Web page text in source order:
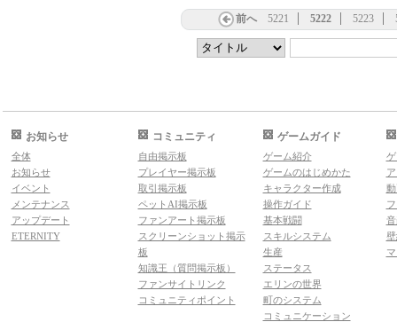
前へ 5221 5222 5223
お知らせ
全体
お知らせ
イベント
メンテナンス
アップデート
ETERNITY
コミュニティ
自由掲示板
プレイヤー掲示板
取引掲示板
ペットAI掲示板
ファンアート掲示板
スクリーンショット掲示
板
知識王（質問掲示板）
ファンサイトリンク
コミュニティポイント
ゲームガイド
ゲーム紹介
ゲームのはじめかた
キャラクター作成
操作ガイド
基本戦闘
スキルシステム
生産
ステータス
エリンの世界
町のシステム
コミュニケーション